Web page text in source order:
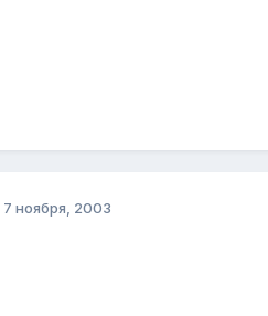
7 ноября, 2003